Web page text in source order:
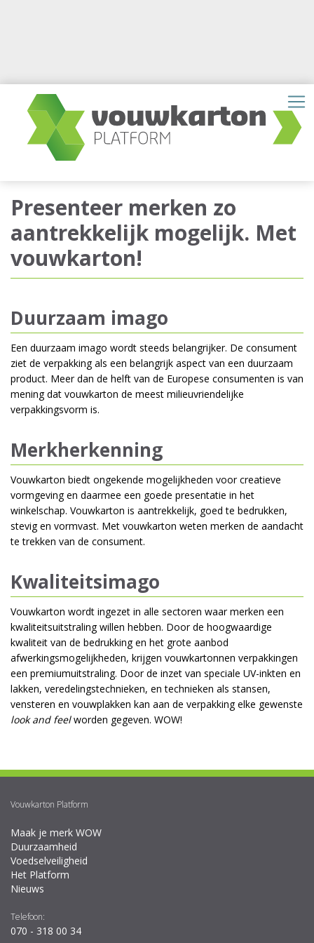
Presenteer merken zo
aantrekkelijk mogelijk. Met
vouwkarton!
Duurzaam imago
Een duurzaam imago wordt steeds belangrijker. De consument
ziet de verpakking als een belangrijk aspect van een duurzaam
product. Meer dan de helft van de Europese consumenten is van
mening dat vouwkarton de meest milieuvriendelijke
verpakkingsvorm is.
Merkherkenning
Vouwkarton biedt ongekende mogelijkheden voor creatieve
vormgeving en daarmee een goede presentatie in het
winkelschap. Vouwkarton is aantrekkelijk, goed te bedrukken,
stevig en vormvast. Met vouwkarton weten merken de aandacht
te trekken van de consument.
Kwaliteitsimago
Vouwkarton wordt ingezet in alle sectoren waar merken een
kwaliteitsuitstraling willen hebben. Door de hoogwaardige
kwaliteit van de bedrukking en het grote aanbod
afwerkingsmogelijkheden, krijgen vouwkartonnen verpakkingen
een premiumuitstraling. Door de inzet van speciale UV-inkten en
lakken, veredelingstechnieken, en technieken als stansen,
vensteren en vouwplakken kan aan de verpakking elke gewenste
look and feelworden gegeven. WOW!
Vouwkarton Platform
Maak je merk WOW
Duurzaamheid
Voedselveiligheid
Het Platform
Nieuws
Telefoon:
070 - 318 00 34